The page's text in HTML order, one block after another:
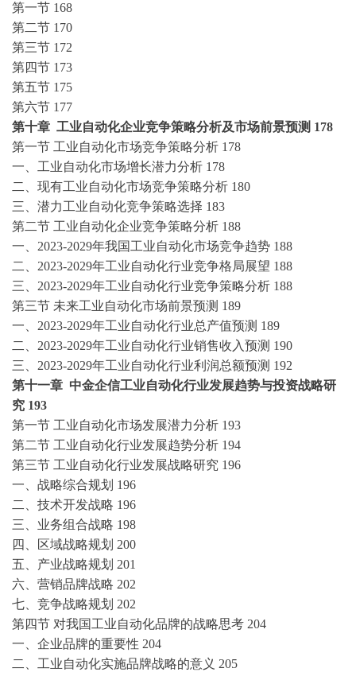
第一节 168
第二节 170
第三节 172
第四节 173
第五节 175
第六节 177
第十章 工业自动化企业竞争策略分析及市场前景预测 178
第一节 工业自动化市场竞争策略分析 178
一、 工业自动化市场增长潜力分析 178
二、现有工业自动化市场竞争策略分析 180
三、潜力工业自动化竞争策略选择 183
第二节 工业自动化企业竞争策略分析 188
一、 2023-2029年我国工业自动化市场竞争趋势 188
二、 2023-2029年工业自动化行业竞争格局展望 188
三、 2023-2029年工业自动化行业竞争策略分析 188
第三节 未来工业自动化市场前景预测 189
一、 2023-2029年工业自动化行业总产值预测 189
二、 2023-2029年工业自动化行业销售收入预测 190
三、 2023-2029年工业自动化行业利润总额预测 192
第十一章 中金企信工业自动化行业发展趋势与投资战略研
究 193
第一节 工业自动化市场发展潜力分析 193
第二节 工业自动化行业发展趋势分析 194
第三节 工业自动化行业发展战略研究 196
一、战略综合规划 196
二、技术开发战略 196
三、业务组合战略 198
四、区域战略规划 200
五、产业战略规划 201
六、营销品牌战略 202
七、竞争战略规划 202
第四节 对我国工业自动化品牌的战略思考 204
一、企业品牌的重要性 204
二、 工业自动化实施品牌战略的意义 205